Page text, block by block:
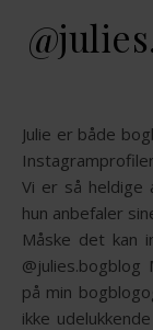
Julie er både bogblogger og -anmelder, og så står hun bag
Vi er så
hun anbefaler
Måske det kan
på min
ikke